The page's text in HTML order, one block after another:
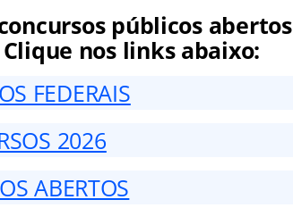
públicos
nos links abaixo:
FEDERAIS
2026
ABERTOS